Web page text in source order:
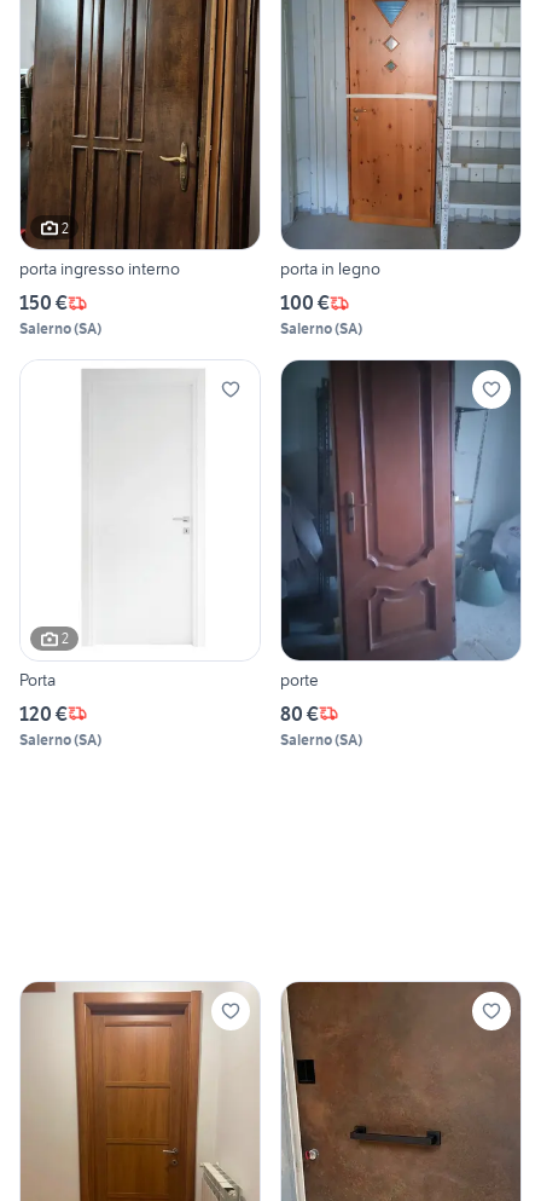
2
porta ingresso interno
150 €
Salerno(SA)
porta in legno
100 €
Salerno(SA)
2
Porta
120 €
Salerno(SA)
porte
80 €
Salerno(SA)